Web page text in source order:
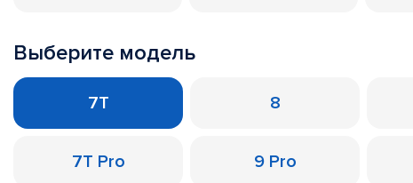
Выберите модель
7T 8
7T Pro 9 Pro